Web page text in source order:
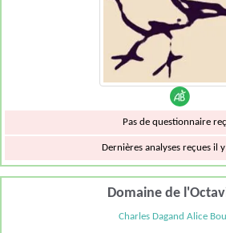
Pas de questionnaire
Dernières analyses reçues il
Domaine de
Charles Dagand Alice